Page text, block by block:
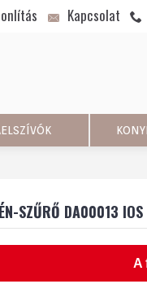
Kapcsolat
SZŰRŐ DA00013 IOS
A